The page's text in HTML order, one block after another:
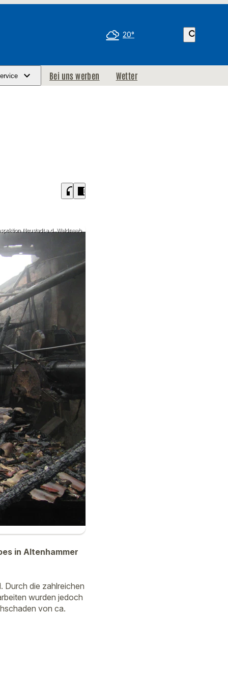
20° search
Bei uns werben Wetter
headphones chrome_reader_mode
Neustadt a.d. Waldnaab
in Altenhammer
Durch die zahlreichen
wurden jedoch
von ca.